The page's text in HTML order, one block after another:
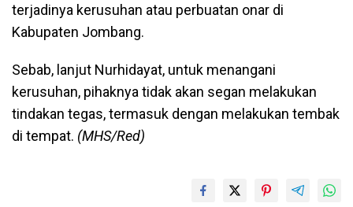
terjadinya kerusuhan atau perbuatan onar di
Kabupaten Jombang.
Sebab, lanjut Nurhidayat, untuk menangani
kerusuhan, pihaknya tidak akan segan melakukan
tindakan tegas, termasuk dengan melakukan tembak
di tempat. (MHS/Red)